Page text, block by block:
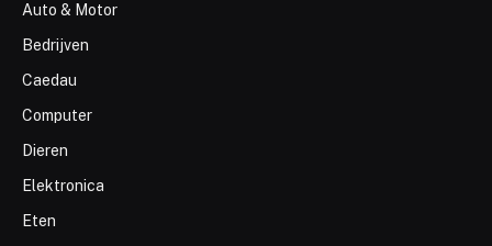
Auto & Motor
Bedrijven
Caedau
Computer
Dieren
Elektronica
Eten